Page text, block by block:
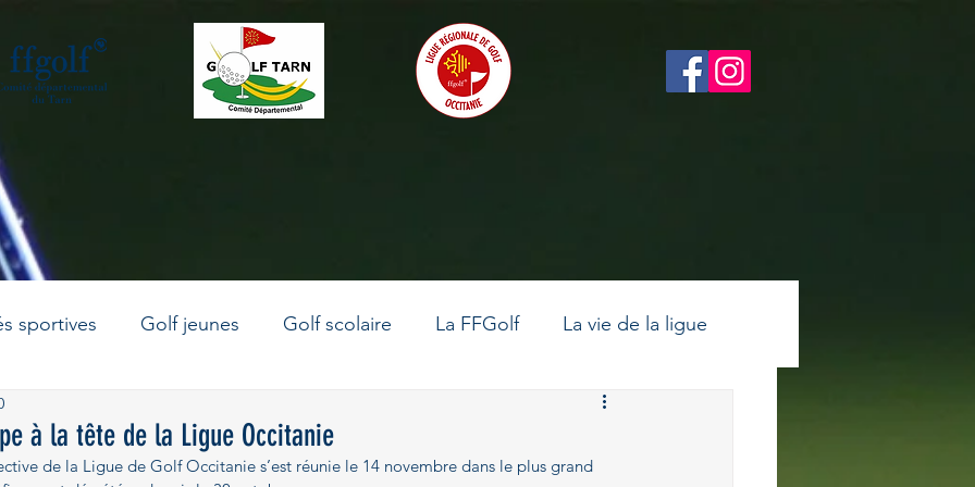
sportives Golf jeunes Golf scolaire La FFGolf La vie de la ligue
Golf féminin
à la tête de la Ligue Occitanie
de la Ligue de Golf Occitanie s’est réunie le 14 novembre dans le plus grand